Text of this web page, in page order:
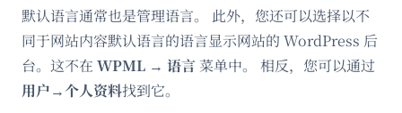
默认语言通常也是管理语言。 此外，您还可以选择以不
同于网站内容默认语言的语言显示网站的 WordPress 后
台。这不在 WPML → 语言菜单中。 相反，您可以通过
用户→个人资料找到它。